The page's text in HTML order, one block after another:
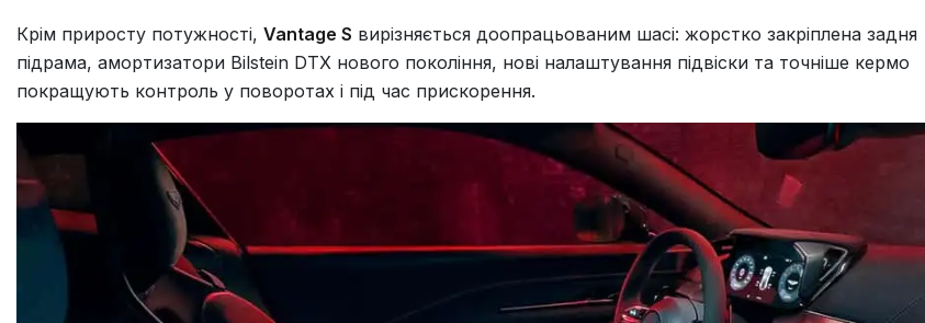
Крім приросту потужності, Vantage S вирізняється доопрацьованим шасі: жорстко закріплена задня
підрама, амортизатори Bilstein DTX нового покоління, нові налаштування підвіски та точніше кермо
покращують контроль у поворотах і під час прискорення.